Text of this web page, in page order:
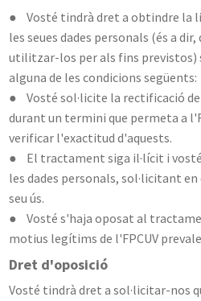
● Vosté tindrà dret a obtindre la
les seues dades personals (és a
utilitzar-los per als fins previstos)
alguna de les condicions següents:
● Vosté sol·licite la rectificació de
durant un termini que permeta a
verificar l'exactitud d'aquests.
● El tractament siga il·lícit i vosté
les dades personals, sol·licitant
seu ús.
● Vosté s'haja oposat al
motius legítims de l'FPCUV
Dret d'oposició
Vosté tindrà dret a sol·licitar-nos